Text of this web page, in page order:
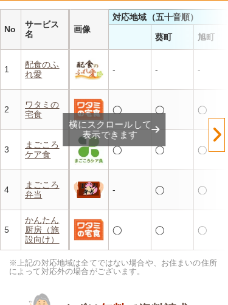
No
サービス
名
画像
対応地域（五十音順）
葵町 旭町
1
配食のふ
れ愛
- - -
2
ワタミの
宅食
◯ ◯ ◯
3
まごころ
ケア食
◯ ◯ ◯
4
まごころ
弁当
- ◯ ◯
5
かんたん
厨房（施
設向け）
◯ ◯ ◯
横にスクロールして
表示できます
※上記の対応地域は全てではない場合や、お住まいの住所
によって対応外の場合がございます。